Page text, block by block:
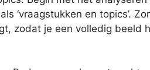
‘vraagstukken en topics’.
zodat je een volledig beeld